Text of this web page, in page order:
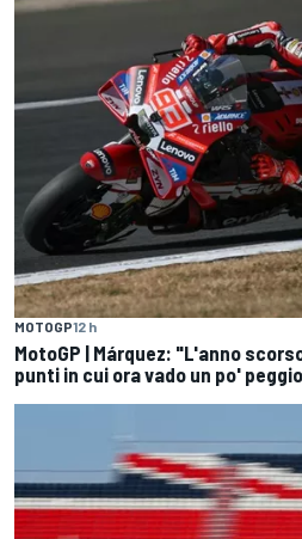
MOTOGP12 h
MotoGP | Márquez: "L'anno
punti in cui ora vado un po'